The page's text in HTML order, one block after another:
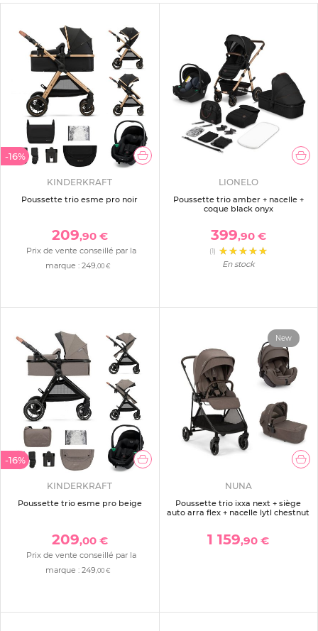
-16%
KINDERKRAFT
Poussette trio esme pro noir
209,90 €
Prix de vente conseillé par la
marque :249,00 €
LIONELO
Poussette trio amber + nacelle +
coque black onyx
399,90 €
(1)
En stock
-16%
KINDERKRAFT
Poussette trio esme pro beige
209,00 €
Prix de vente conseillé par la
marque :249 ,00 €
New
NUNA
Poussette trio ixxa next + siège
auto arra flex + nacelle lytl chestnut
1 159,90 €